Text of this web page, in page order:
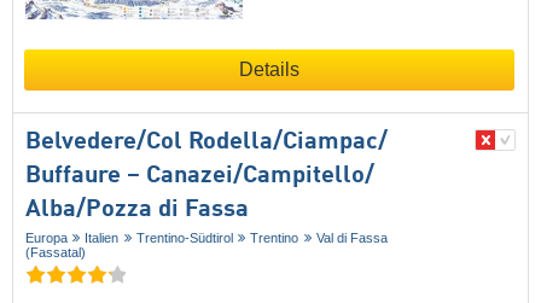
Details
Belvedere/​Col Rodella/​Ciampac/​
Buffaure – Canazei/​Campitello/​
Alba/​Pozza di Fassa
Europa Italien Trentino-Südtirol Trentino
Val di Fassa
(Fassatal)